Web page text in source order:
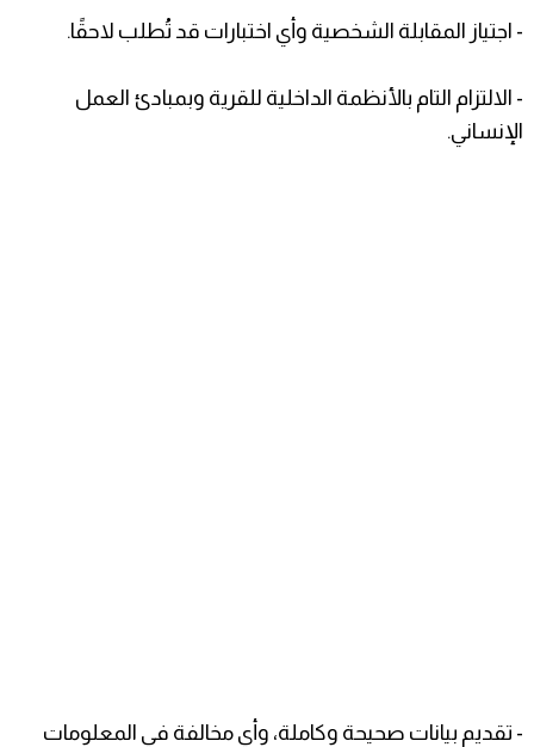
- اجتياز المقابلة الشخصية وأي اختبارات قد تُطلب لاحقًا.
- الالتزام التام بالأنظمة الداخلية للقرية وبمبادئ العمل
الإنساني.
- تقديم بيانات صحيحة وكاملة، وأي مخالفة في المعلومات